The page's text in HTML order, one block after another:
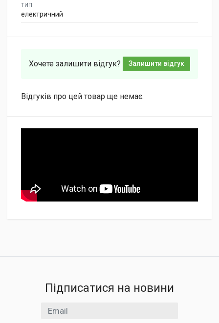
ТИП
електричний
Хочете залишити відгук? Залишити відгук
Відгуків про цей товар ще немає.
Підписатися на новини
Email